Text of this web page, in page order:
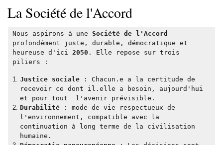
La Société de l'Accord
Nous aspirons à une Société de l'Accord
profondément juste, durable, démocratique et
heureuse d'ici 2050 . Elle repose sur trois
piliers :
Justice sociale : Chacun.e a la certitude de
recevoir ce dont il.elle a besoin, aujourd'hui
et pour tout l'avenir prévisible.
Durabilité : mode de vie respectueux de
l'environnement, compatible avec la
continuation à long terme de la civilisation
humaine.